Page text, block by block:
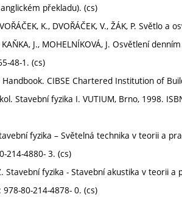
překladu). (cs)
K., DVOŘÁČEK, V., ŽÁK, P. Světlo
KAŇKA, J., MOHELNÍKOVÁ, J. Osvětlení
48-1. (cs)
Handbook. CIBSE Chartered Institution of
kol. Stavební fyzika I. VUTIUM, Brno, 1998.
fyzika – Světelná technika v teorii a
214-4880- 3. (cs)
Stavební fyzika - Stavební akustika v teorii
978-80-214-4878- 0. (cs)